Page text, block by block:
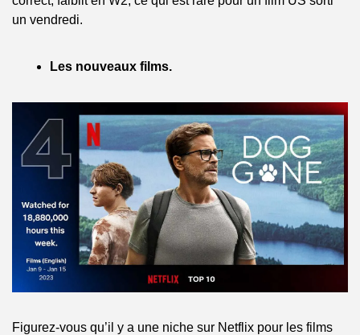
un vendredi.
Les nouveaux films.
Figurez-vous qu’il y a une niche sur Netflix pour les films